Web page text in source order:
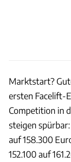
Marktstart?
ersten Facelift-
Competition in
steigen
auf 158.300
152.100 auf